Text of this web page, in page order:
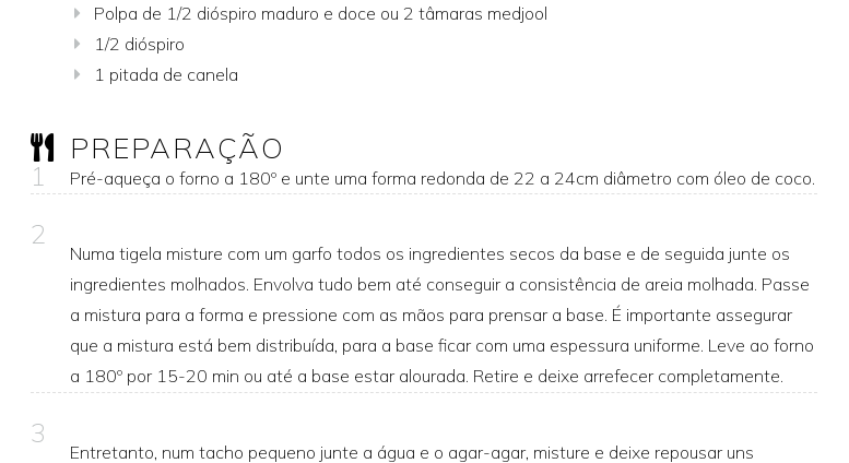
Polpa de 1/2 dióspiro maduro e doce ou 2 tâmaras medjool
1/2 dióspiro
1 pitada de canela
PREPARAÇÃO
1 Pré-aqueça o forno a 180º e unte uma forma redonda de 22 a 24cm diâmetro com óleo de coco.
2
Numa tigela misture com um garfo todos os ingredientes secos da base e de seguida junte os
ingredientes molhados. Envolva tudo bem até conseguir a consistência de areia molhada. Passe
a mistura para a forma e pressione com as mãos para prensar a base. É importante assegurar
que a mistura está bem distribuída, para a base ficar com uma espessura uniforme. Leve ao forno
a 180º por 15-20 min ou até a base estar alourada. Retire e deixe arrefecer completamente.
3
Entretanto, num tacho pequeno junte a água e o agar-agar, misture e deixe repousar uns